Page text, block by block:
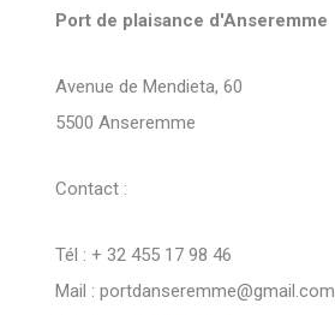
Port de plaisance d'Anseremme
Avenue de Mendieta, 60
5500 Anseremme
Contact :
Tél : + 32 455 17 98 46
Mail : portdanseremme@gmail.com